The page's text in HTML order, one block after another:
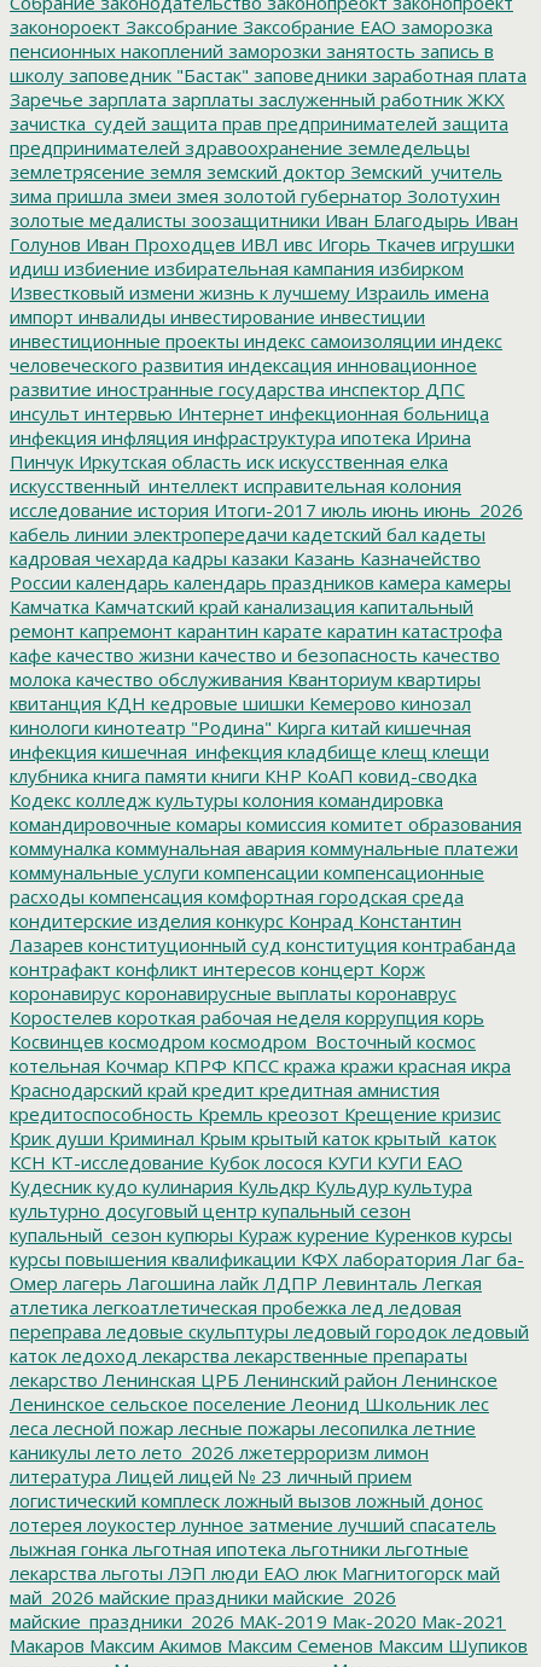
законороект Заксобрание Заксобрание ЕАО заморозка
пенсионных накоплений заморозки занятость запись в
школу заповедник "Бастак" заповедники заработная плата
Заречье зарплата зарплаты заслуженный работник ЖКХ
зачистка_судей защита прав предпринимателей защита
предпринимателей здравоохранение земледельцы
землетрясение земля земский доктор Земский_учитель
зима пришла змеи змея золотой губернатор Золотухин
золотые медалисты зоозащитники Иван Благодырь Иван
Голунов Иван Проходцев ИВЛ ивс Игорь Ткачев игрушки
идиш избиение избирательная кампания избирком
Известковый измени жизнь к лучшему Израиль имена
импорт инвалиды инвестирование инвестиции
инвестиционные проекты индекс самоизоляции индекс
человеческого развития индексация инновационное
развитие иностранные государства инспектор ДПС
инсульт интервью Интернет инфекционная больница
инфекция инфляция инфраструктура ипотека Ирина
Пинчук Иркутская область иск искусственная елка
искусственный_интеллект исправительная колония
исследование история Итоги-2017 июль июнь июнь_2026
кабель линии электропередачи кадетский бал кадеты
кадровая чехарда кадры казаки Казань Казначейство
России календарь календарь праздников камера камеры
Камчатка Камчатский край канализация капитальный
ремонт капремонт карантин карате каратин катастрофа
кафе качество жизни качество и безопасность качество
молока качество обслуживания Кванториум квартиры
квитанция КДН кедровые шишки Кемерово кинозал
кинологи кинотеатр "Родина" Кирга китай кишечная
инфекция кишечная_инфекция кладбище клещ клещи
клубника книга памяти книги КНР КоАП ковид-сводка
Кодекс колледж культуры колония командировка
командировочные комары комиссия комитет образования
коммуналка коммунальная авария коммунальные платежи
коммунальные услуги компенсации компенсационные
расходы компенсация комфортная городская среда
кондитерские изделия конкурс Конрад Константин
Лазарев конституционный суд конституция контрабанда
контрафакт конфликт интересов концерт Корж
коронавирус коронавирусные выплаты коронаврус
Коростелев короткая рабочая неделя коррупция корь
Косвинцев космодром космодром_Восточный космос
котельная Кочмар КПРФ КПСС кража кражи красная икра
Краснодарский край кредит кредитная амнистия
кредитоспособность Кремль креозот Крещение кризис
Крик души Криминал Крым крытый каток крытый_каток
КСН КТ-исследование Кубок лосося КУГИ КУГИ ЕАО
Кудесник кудо кулинария Кульдкр Кульдур культура
культурно досуговый центр купальный сезон
купальный_сезон купюры Кураж курение Куренков курсы
курсы повышения квалификации КФХ лаборатория Лаг ба-
Омер лагерь Лагошина лайк ЛДПР Левинталь Легкая
атлетика легкоатлетическая пробежка лед ледовая
переправа ледовые скульптуры ледовый городок ледовый
каток ледоход лекарства лекарственные препараты
лекарство Ленинская ЦРБ Ленинский район Ленинское
Ленинское сельское поселение Леонид Школьник лес
леса лесной пожар лесные пожары лесопилка летние
каникулы лето лето_2026 лжетерроризм лимон
литература Лицей лицей № 23 личный прием
логистический комплеск ложный вызов ложный донос
лотерея лоукостер лунное затмение лучший спасатель
лыжная гонка льготная ипотека льготники льготные
лекарства льготы ЛЭП люди ЕАО люк Магнитогорск май
май_2026 майские праздники майские_2026
майские_праздники_2026 МАК-2019 Мак-2020 Мак-2021
Макаров Максим Акимов Максим Семенов Максим Шупиков